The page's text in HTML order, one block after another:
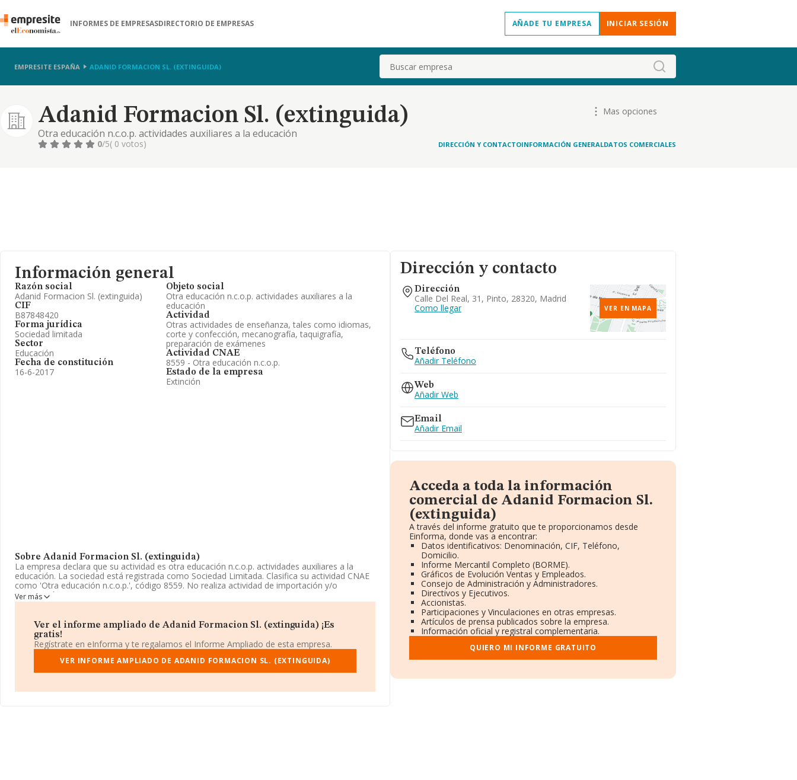
INFORMES DE EMPRESASDIRECTORIO DE EMPRESAS AÑADE TU EMPRESA INICIAR SESIÓN
EMPRESITE ESPAÑA ADANID FORMACION SL. (EXTINGUIDA) Buscar
Adanid Formacion Sl. (extinguida)
Otra educación n.c.o.p. actividades auxiliares a la educación
Mas opciones
0/5( 0 votos) DIRECCIÓN Y CONTACTOINFORMACIÓN GENERALDATOS COMERCIALES
Información general
Razón social
Adanid Formacion Sl. (extinguida)
CIF
B87848420
Forma jurídica
Sociedad limitada
Sector
Educación
Fecha de constitución
16-6-2017
Objeto social
Otra educación n.c.o.p. actividades auxiliares a la
educación
Actividad
Otras actividades de enseñanza, tales como idiomas,
corte y confección, mecanografía, taquigrafía,
preparación de exámenes
Actividad CNAE
8559 - Otra educación n.c.o.p.
Estado de la empresa
Extinción
Sobre Adanid Formacion Sl. (extinguida)
La empresa declara que su actividad es otra educación n.c.o.p. actividades auxiliares a la
educación. La sociedad está registrada como Sociedad Limitada. Clasifica su actividad CNAE
como 'Otra educación n.c.o.p.', código 8559. No realiza actividad de importación y/o
exportación.
Real núm. 31, (28320), en el municipio de Pinto, Madrid.
En base a la información de la que dispone INFORMA sobre 27.784 compañías, a nivel
nacional la facturación asciende a 4.215 millones de euros y la media entre todas las
compañías es de 151 mil euros de ventas. Teniendo en cuenta la información sobre Madrid,
en la base de datos de INFORMA aparecen 7598 empresas, con ventas de hasta 1.380
14 años desde la constitución. La media de empleados de las empresas es de 3.
Ver más
Ver el informe ampliado de Adanid Formacion Sl. (extinguida) ¡Es
gratis!
Regístrate en eInforma y te regalamos el Informe Ampliado de esta empresa.
VER INFORME AMPLIADO DE ADANID FORMACION SL. (EXTINGUIDA)
Dirección y contacto
Dirección
Calle Del Real, 31, Pinto, 28320, Madrid
Como llegar
VER EN MAPA
Teléfono
Añadir Teléfono
Web
Añadir Web
Email
Añadir Email
Acceda a toda la información
comercial de Adanid Formacion Sl.
(extinguida)
A través del informe gratuito que te proporcionamos desde
Einforma, donde vas a encontrar:
Datos identificativos: Denominación, CIF, Teléfono,
Domicilio.
Informe Mercantil Completo (BORME).
Gráficos de Evolución Ventas y Empleados.
Consejo de Administración y Administradores.
Directivos y Ejecutivos.
Accionistas.
Participaciones y Vinculaciones en otras empresas.
Artículos de prensa publicados sobre la empresa.
Información oficial y registral complementaria.
QUIERO MI INFORME GRATUITO